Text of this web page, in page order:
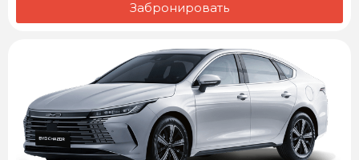
Забронировать